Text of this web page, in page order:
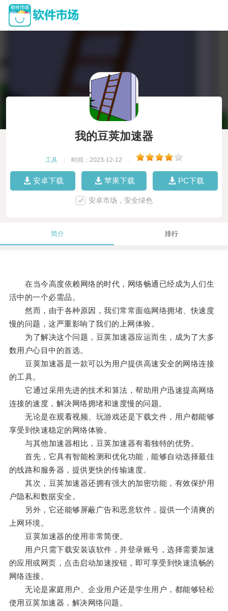
我的豆荚加速器
工具 时间：2023-12-12
安卓下载 苹果下载 PC下载
安卓市场，安全绿色
简介 排行
在当今高度依赖网络的时代，网络畅通已经成为人们生
活中的一个必需品。
然而，由于各种原因，我们常常面临网络拥堵、快速度
慢的问题，这严重影响了我们的上网体验。
为了解决这个问题，豆荚加速器应运而生，成为了大多
数用户心目中的首选。
豆荚加速器是一款可以为用户提供高速安全的网络连接
的工具。
它通过采用先进的技术和算法，帮助用户迅速提高网络
连接的速度，解决网络拥堵和速度慢的问题。
无论是在观看视频、玩游戏还是下载文件，用户都能够
享受到快速稳定的网络体验。
与其他加速器相比，豆荚加速器有着独特的优势。
首先，它具有智能检测和优化功能，能够自动选择最佳
的线路和服务器，提供更快的传输速度。
其次，豆荚加速器还拥有强大的加密功能，有效保护用
户隐私和数据安全。
另外，它还能够屏蔽广告和恶意软件，提供一个清爽的
上网环境。
豆荚加速器的使用非常简便。
用户只需下载安装该软件，并登录账号，选择需要加速
的应用或网页，点击启动加速按钮，即可享受到快速流畅的
网络连接。
无论是家庭用户、企业用户还是学生用户，都能够轻松
使用豆荚加速器，解决网络问题。